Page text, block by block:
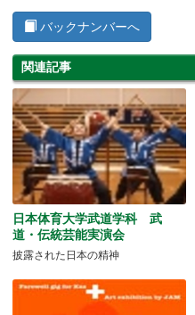
バックナンバーへ
関連記事
日本体育大学武道学科 武
道・伝統芸能実演会
披露された日本の精神